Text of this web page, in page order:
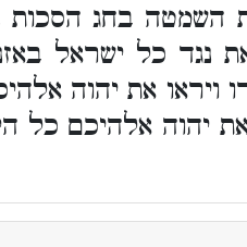
בחג הסכות
כל ישראל
ויראו את יהוה
את יהוה אלהיכם